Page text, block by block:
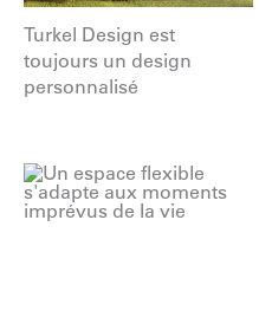
Turkel Design est
toujours un design
personnalisé